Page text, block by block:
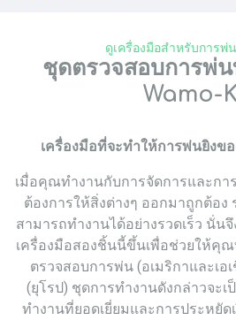
ชุดตรวจสอบการพ่
Wamo-
ดูเครื่องมือสำหรับการพ่
เครื่องมือที่จะทำให้การพ่นยิง
เมื่อคุณทำงานกับการจัดการและกา
ต้องการให้สิ่งต่างๆ ออกมาถูกต้อ
สามารถทำงานได้อย่างรวดเร็ว นั่นจึ
เครื่องมือสองชิ้นนี้ขึ้นเพื่อช่วยให้คุ
ตรวจสอบการพ่น (อเมริกาและเอ
(ยุโรป) ชุดการทำงานดังกล่าวจะ
ทำงานที่ยอดเยี่ยมและการประหยั